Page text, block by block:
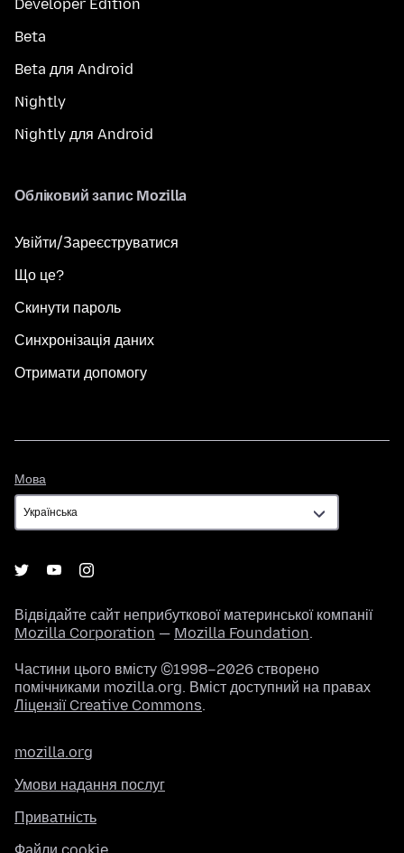
Developer Edition
Beta
Beta для Android
Nightly
Nightly для Android
Обліковий запис Mozilla
Увійти/Зареєструватися
Що це?
Скинути пароль
Синхронізація даних
Отримати допомогу
Мова
Відвідайте сайт неприбуткової материнської компанії
Mozilla Corporation — Mozilla Foundation.
Частини цього вмісту ©1998–2026 створено
помічниками mozilla.org. Вміст доступний на правах
Ліцензії Creative Commons.
mozilla.org
Умови надання послуг
Приватність